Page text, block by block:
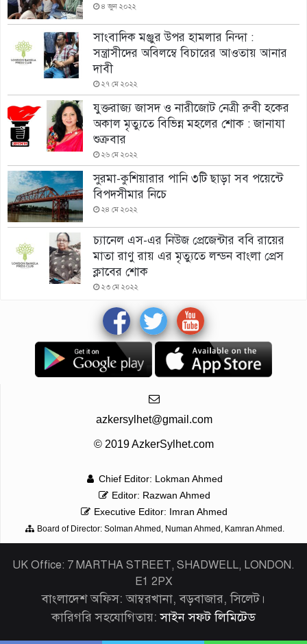
৪ জুন ২০২২
সাংবাদিক মঞ্জুর উপর হামলার নিন্দা :
সন্ত্রাসীদের অবিলম্বে বিচারের আওতায় আনার
দাবী
২৭ মে ২০২২
যুক্তরাজ্য জাসদ ও নারীজোট নেত্রী রুবী হকের
অকাল মৃত্যুতে বিভিন্ন মহলের শোক : জানাযা
শুক্রবার
২৬ মে ২০২২
সুরমা-কুশিয়ারার পানি ৩টি ছাড়া সব পয়েন্টে
বিপদসীমার নিচে
২৪ মে ২০২২
চ্যানেল এস-এর নিউজ প্রেজেন্টার ববি রায়ের
মাতা রাণু রায় এর মৃত্যুতে লন্ডন বাংলা প্রেস
ক্লাবের শোক
২৩ মে ২০২২
azkersylhet@gmail.com
© 2019 AzkerSylhet.com
Chief Editor: Lokman Ahmed
Editor: Razwan Ahmed
Executive Editor: Imran Ahmed
Board of Director: Solman Ahmed, Numan Ahmed, Kamran Ahmed.
UK Office: 7 MARTHA STREET, SHADWELL, LONDON.
E1 2PX
বাংলাদেশ অফিস: আম্বরখানা, বড়বাজার, সিলেট।
কারিগরি সহযোগিতায়:সাইন সফট লিমিটেড